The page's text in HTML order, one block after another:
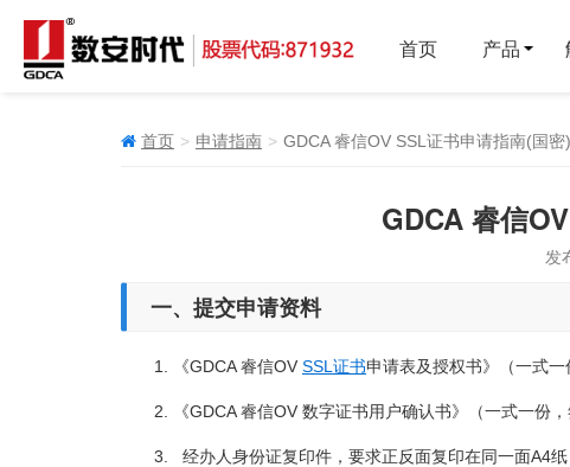
首页 产品
首页 申请指南 GDCA 睿信OV SSL证书申请指南(国密)
GDCA 睿信
发
一、提交申请资料
1. 《GDCA 睿信OV SSL证书申请表及授权书》（一式一
2. 《GDCA 睿信OV 数字证书用户确认书》（一式一份，
3. 经办人身份证复印件，要求正反面复印在同一面A4纸